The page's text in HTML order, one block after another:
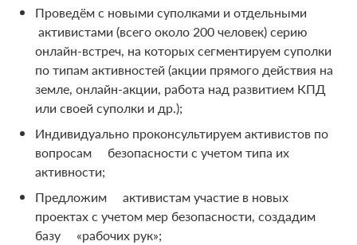
Проведём с новыми суполками и отдельными
активистами (всего около 200 человек) серию
онлайн-встреч, на которых сегментируем суполки
по типам активностей (акции прямого действия на
земле, онлайн-акции, работа над развитием КПД
или своей суполки и др.);
Индивидуально проконсультируем активистов по
вопросам безопасности с учетом типа их
активности;
Предложим активистам участие в новых
проектах с учетом мер безопасности, создадим
базу «рабочих рук»;